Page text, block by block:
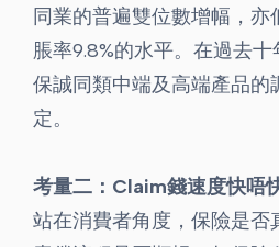
同業的普遍雙位數增幅，亦
脹率9.8%的水平。在過去十
保誠同類中端及高端產品的
定。
考量二：Claim錢速度快唔
站在消費者角度，保險是否